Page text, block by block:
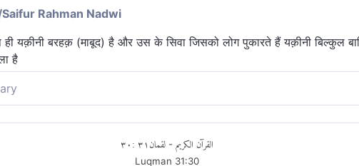
Rahman Nadwi
यक़ीनी बरहक़ (माबूद) है और उस के सिवा जिसको लोग पुकारते हैं यक़ीनी बिल्कुल
है
القرآن الكريم - لقمان٣١:٣٠
Luqman 31:30